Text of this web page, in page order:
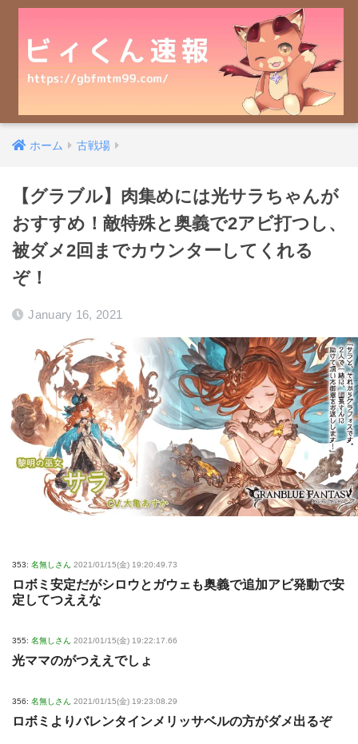
ホーム 古戦場
【グラブル】肉集めには光サラちゃんが
おすすめ！敵特殊と奥義で2アビ打つし、
被ダメ2回までカウンターしてくれる
ぞ！
January 16, 2021
353: 名無しさん 2021/01/15(金) 19:20:49.73
ロボミ安定だがシロウとガウェも奥義で追加アビ発動で安
定してつええな
355: 名無しさん 2021/01/15(金) 19:22:17.66
光ママのがつええでしょ
356: 名無しさん 2021/01/15(金) 19:23:08.29
ロボミよりバレンタインメリッサベルの方がダメ出るぞ